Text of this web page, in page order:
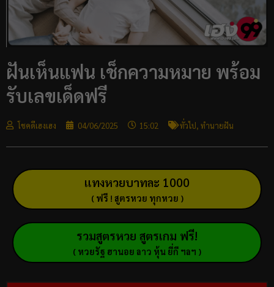
ฝันเห็นแฟน เช็กความหมาย พร้อม
รับเลขเด็ดฟรี
โชคดีเฮงเฮง 04/06/2025 15:02 ทั่วไป, ทำนายฝัน
แทงหวยบาทละ 1000
( ฟรี ! สูตรหวย ทุกหวย )
รวมสูตรหวย สูตรเกม ฟรี!
( หวยรัฐ ฮานอย ลาว หุ้น ยี่กี ฯลฯ )